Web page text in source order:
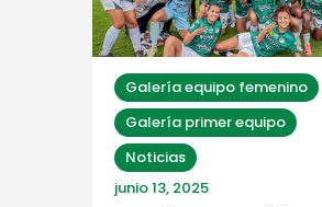
Galería equipo femenino
Galería primer equipo
Noticias
junio 13, 2025